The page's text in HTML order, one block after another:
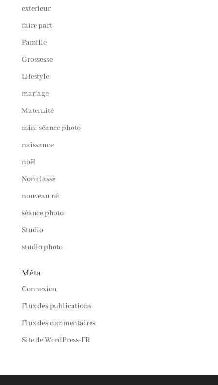
exterieur
faire part
Famille
Grossesse
Lifestyle
mariage
Maternité
mini séance photo
naissance
noël
Non classé
nouveau né
séance photo
Studio
studio photo
Méta
Connexion
Flux des publications
Flux des commentaires
Site de WordPress-FR